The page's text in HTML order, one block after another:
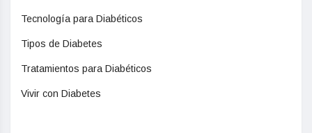
Tecnología para Diabéticos
Tipos de Diabetes
Tratamientos para Diabéticos
Vivir con Diabetes